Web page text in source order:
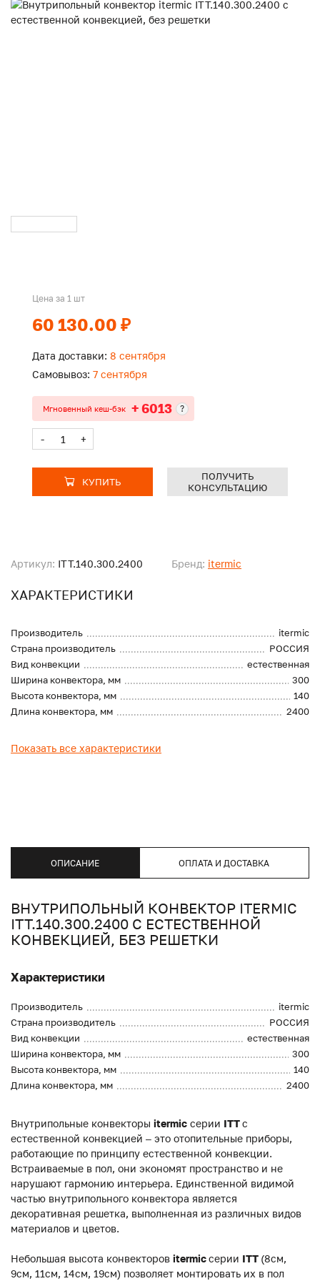
Артикул: ITT.140.300.2400 Бренд: itermic
ХАРАКТЕРИСТИКИ
Производитель
itermic
Страна производитель
РОССИЯ
Вид конвекции
естественная
Ширина конвектора, мм
300
Высота конвектора, мм
140
Длина конвектора, мм
2400
Показать все характеристики
Цена за 1 шт
60 130.00 ₽
Дата доставки: 8 сентября
Самовывоз: 7 сентября
Мгновенный кеш-бэк + 6013 ?
- +
КУПИТЬ
ПОЛУЧИТЬ
КОНСУЛЬТАЦИЮ
ОПИСАНИЕ ОПЛАТА И ДОСТАВКА
ВНУТРИПОЛЬНЫЙ КОНВЕКТОР ITERMIC
ITT.140.300.2400 С ЕСТЕСТВЕННОЙ
КОНВЕКЦИЕЙ, БЕЗ РЕШЕТКИ
Характеристики
Производитель
itermic
Страна производитель
РОССИЯ
Вид конвекции
естественная
Ширина конвектора, мм
300
Высота конвектора, мм
140
Длина конвектора, мм
2400
Внутрипольные конвекторы itermic серии ITTс
естественной конвекцией – это отопительные приборы,
работающие по принципу естественной конвекции.
Встраиваемые в пол, они экономят пространство и не
нарушают гармонию интерьера. Единственной видимой
частью внутрипольного конвектора является
декоративная решетка, выполненная из различных видов
материалов и цветов.
Небольшая высота конвекторов itermicсерии ITT (8см,
9см, 11см, 14см, 19см) позволяет монтировать их в пол